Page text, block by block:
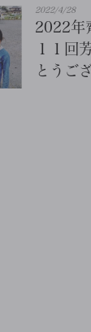
2022/4/28
2022年
１１回
とうご